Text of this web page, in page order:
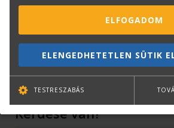
Holnap Kiadó
Kiadás éve:
2018
Könyv nyelve:
magyar
Kötészet:
Kérdése van?
ELFOGADOM
ELENGEDHETETLEN SÜTIK
TESTRESZABÁS